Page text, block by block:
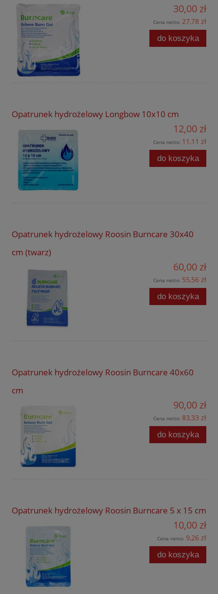
30,00 zł
Cena netto: 27,78 zł
do koszyka
Opatrunek hydrożelowy Longbow 10x10 cm
12,00 zł
Cena netto: 11,11 zł
do koszyka
Opatrunek hydrożelowy Roosin Burncare 30x40
cm (twarz)
60,00 zł
Cena netto: 55,56 zł
do koszyka
Opatrunek hydrożelowy Roosin Burncare 40x60
cm
90,00 zł
Cena netto: 83,33 zł
do koszyka
Opatrunek hydrożelowy Roosin Burncare 5 x 15 cm
10,00 zł
Cena netto: 9,26 zł
do koszyka